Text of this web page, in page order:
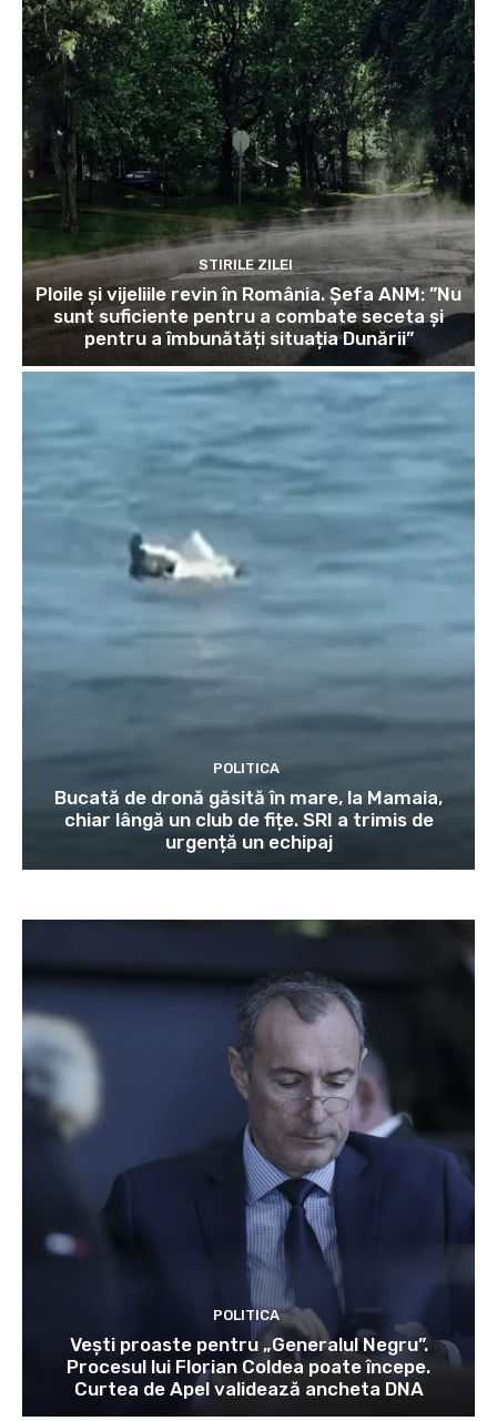
STIRILE ZILEI
Ploile și vijeliile revin în România. Șefa ANM: ”Nu
sunt suficiente pentru a combate seceta și
pentru a îmbunătăți situația Dunării”
POLITICA
Bucată de dronă găsită în mare, la Mamaia,
chiar lângă un club de fițe. SRI a trimis de
urgență un echipaj
POLITICA
Vești proaste pentru „Generalul Negru”.
Procesul lui Florian Coldea poate începe.
Curtea de Apel validează ancheta DNA